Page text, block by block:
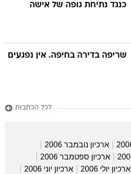
כנגד נתיחת גופה של אישה
שריפה בדירה בחיפה. אין נפגעים
לכל הכתבות
ארכיון נובמבר 2006
ארכיון ספטמבר 2006
ארכיון יולי 2006
ארכיון יוני 2006